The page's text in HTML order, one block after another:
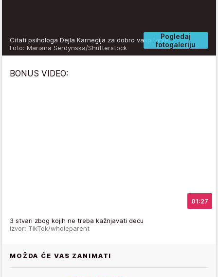
Pogledaj
fotogaleriju
Citati psihologa Dejla Karnegija za dobro vaspitanje
Foto: Mariana Serdynska/Shutterstock
BONUS VIDEO:
01:27
3 stvari zbog kojih ne treba kažnjavati decu
Izvor: TikTok/wholeparent
MOŽDA ĆE VAS ZANIMATI